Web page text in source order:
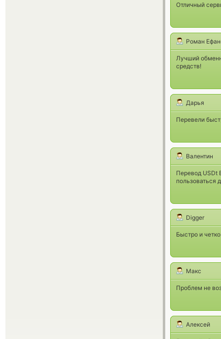
Отличный
Роман
Лучший
средств!
Дарья
Перевели
Валентин
Перевод USDt
пользоваться
Digger
Быстро и
Макс
Проблем не
Алексей